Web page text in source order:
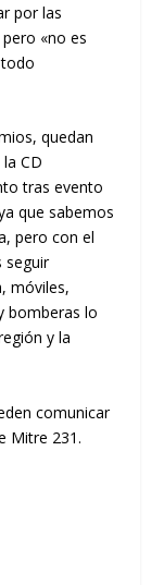
por las
«no es
quedan
CD
tras evento
que sabemos
pero con el
seguir
móviles,
bomberas lo
y la
comunicar
Mitre 231.